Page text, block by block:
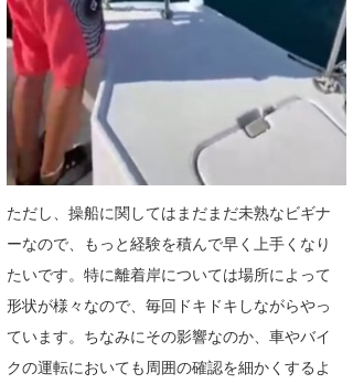
ただし、操船に関してはまだまだ未熟なビギナ
ーなので、もっと経験を積んで早く上手くなり
たいです。特に離着岸については場所によって
形状が様々なので、毎回ドキドキしながらやっ
ています。ちなみにその影響なのか、車やバイ
クの運転においても周囲の確認を細かくするよ
ハンマー
まっきー
三輪予報士
小川予報士
上田純子
上條将美
唐澤予報士
SancheZ